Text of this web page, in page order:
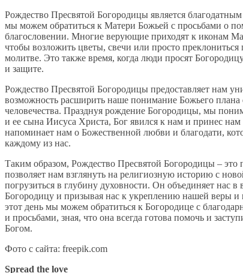
Рождество Пресвятой Богородицы является
мы можем обратиться к Матери Божьей с просьбами о
благословении. Многие верующие приходят к иконам
чтобы возложить цветы, свечи или просто преклониться
молитве. Это также время, когда люди просят
и защите.
Рождество Пресвятой Богородицы предоставляет нам
возможность расширить наше понимание Божьего плана
человечества. Празднуя рождение Богородицы, мы
и ее сына Иисуса Христа, Бог явился к нам и принес нам
напоминает нам о Божественной любви и благодати,
каждому из нас.
Таким образом, Рождество Пресвятой Богородицы – это
позволяет нам взглянуть на религиозную историю с
погрузиться в глубину духовности. Он объединяет нас в
Богородицу и призывая нас к укреплению нашей веры и
этот день мы можем обратиться к Богородице с
и просьбами, зная, что она всегда готова помочь и
Богом.
Фото с сайта: freepik.com
Spread the love